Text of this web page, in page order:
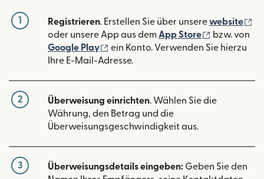
1 Registrieren. Erstellen Sie über unserewebsite
oder unsere App aus demApp Store (wird in
bzw. von
Google Play
(wird in einem neuen Fenster
ein Konto. Verwenden Sie hierzu
Ihre E-Mail-Adresse.
2 Überweisung einrichten. Wählen Sie die
Währung, den Betrag und die
Überweisungsgeschwindigkeit aus.
3 Überweisungsdetails eingeben: Geben Sie den